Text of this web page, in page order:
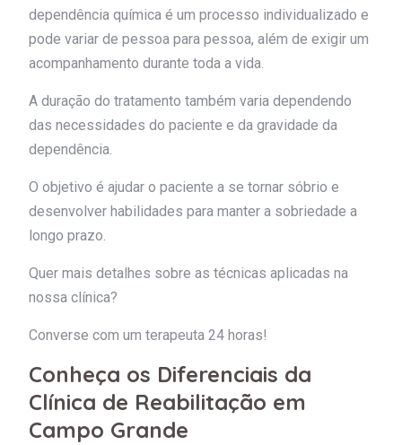
dependência química é um processo individualizado e
pode variar de pessoa para pessoa, além de exigir um
acompanhamento durante toda a vida.
A duração do tratamento também varia dependendo
das necessidades do paciente e da gravidade da
dependência.
O objetivo é ajudar o paciente a se tornar sóbrio e
desenvolver habilidades para manter a sobriedade a
longo prazo.
Quer mais detalhes sobre as técnicas aplicadas na
nossa clínica?
Converse com um terapeuta 24 horas!
Conheça os Diferenciais da
Clínica de Reabilitação em
Campo Grande